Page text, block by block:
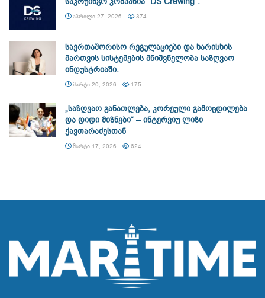
ᲐᲞᲠᲘᲚᲘ 27, 2026 374
საერთაშორისო რეგულაციები და ხარისხის
მართვის სისტემების მნიშვნელობა საზღვაო
ინდუსტრიაში.
ᲛᲐᲠᲢᲘ 20, 2026 175
„საზღვაო განათლება, კორეული გამოცდილება
და დიდი მიზნები“ – ინტერვიუ ლიზი
ქავთარაძესთან
ᲛᲐᲠᲢᲘ 17, 2026 624